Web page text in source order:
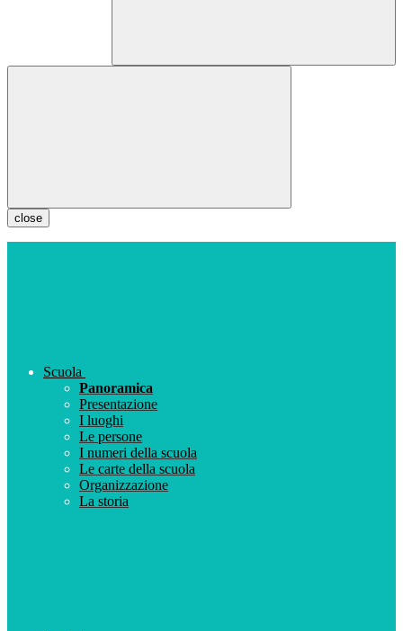
close
Scuola
Panoramica
Presentazione
I luoghi
Le persone
I numeri della scuola
Le carte della scuola
Organizzazione
La storia